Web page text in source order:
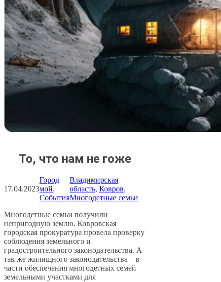
То, что нам не гоже
17.04.2023
Город
мой
События
Владимирская
область, Ковров
Многодетные семьи
Многодетные семьи получили
непригодную землю. Ковровская
городская прокуратура провела проверку
соблюдения земельного и
градостроительного законодательства. А
так же жилищного законодательства – в
части обеспечения многодетных семей
земельными участками для